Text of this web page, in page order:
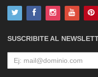
SUSCRIBITE AL